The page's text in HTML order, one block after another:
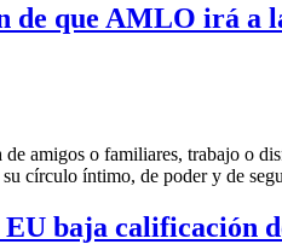
de que AMLO irá a
amigos o familiares, trabajo o
círculo íntimo, de poder y de
EU baja calificación